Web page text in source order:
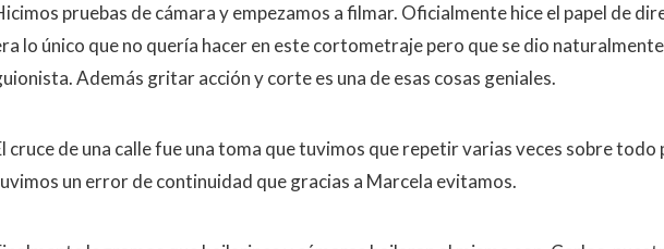
pruebas de cámara y empezamos a filmar. Oficialmente hice el papel de
lo único que no quería hacer en este cortometraje pero que se dio
Además gritar acción y corte es una de esas cosas geniales.
cruce de una calle fue una toma que tuvimos que repetir varias veces sobre todo
un error de continuidad que gracias a Marcela evitamos.